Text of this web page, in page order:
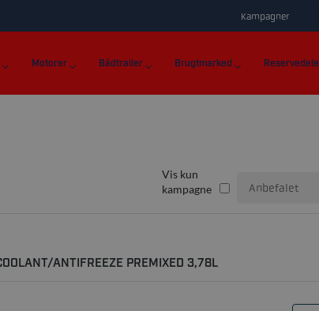
Kampagner
Motorer Bådtrailer Brugtmarked Reservedele
Vis kun
kampagne
ANTIFREEZE PREMIXED 3,78L